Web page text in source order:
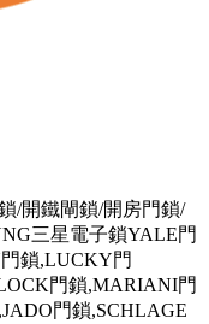
/開鐵閘鎖/開房門鎖/
三星電子鎖YALE門
鎖,LUCKY門
門鎖,MARIANI門
門鎖,SCHLAGE